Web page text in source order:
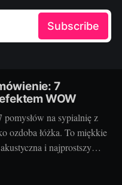
Subscribe
7
WOW
pomysłów na sypialnię z
ozdoba łóżka. To miękkie
i najprostszy
Projektując je na
formie, wysokości,